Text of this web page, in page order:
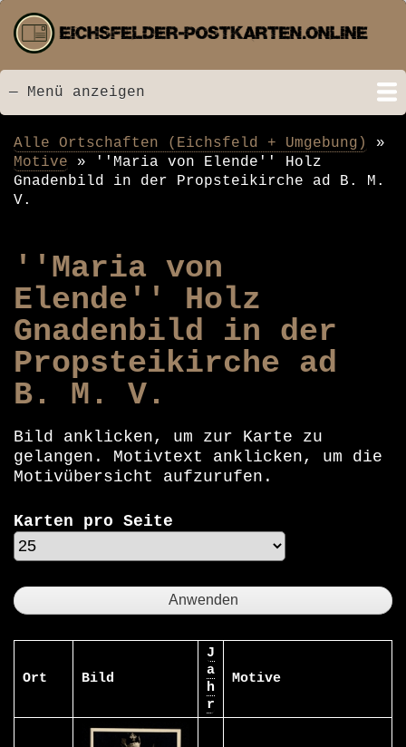
zum
Inhalt
Menü
— Menü anzeigen
Startseite
Neu hinzugefügt
Postkarten
Bildarchiv
Videos
Suche
Kontakt
Links
Spende
Pfadnavigation
Alle Ortschaften (Eichsfeld + Umgebung)
Motive
''Maria von Elende'' Holz
Gnadenbild in der Propsteikirche ad B. M.
V.
''Maria von
Elende'' Holz
Gnadenbild in der
Propsteikirche ad
B. M. V.
Bild anklicken, um zur Karte zu
gelangen. Motivtext anklicken, um die
Motivübersicht aufzurufen.
Karten pro Seite
Ort Bild
J
a
h
r
Motive